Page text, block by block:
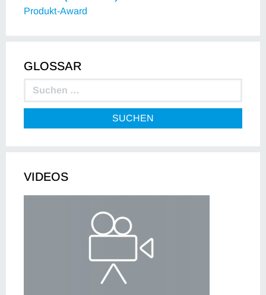
Produkt-Award
GLOSSAR
SUCHEN
VIDEOS